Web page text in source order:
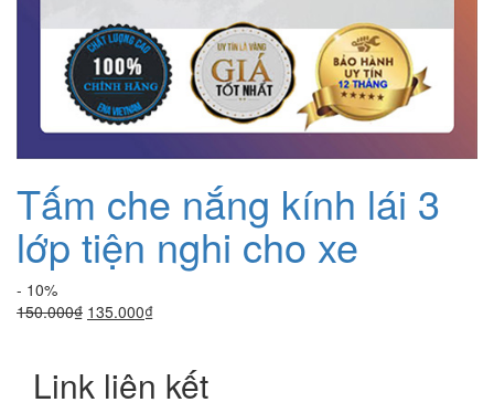
Tấm che nắng kính lái 3
lớp tiện nghi cho xe
- 10%
150.000₫ Giá
150.000₫.
135.000₫Giá
là:
135.000₫.
Link liên kết